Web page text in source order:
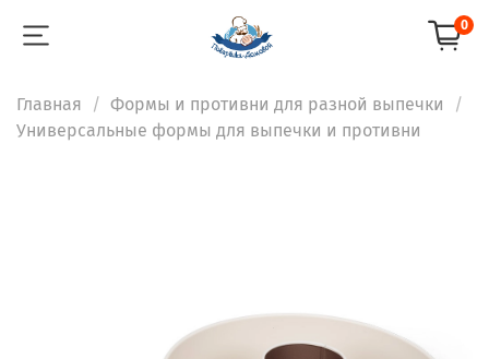
0
Главная
Формы и противни для разной выпечки
Универсальные формы для выпечки и противни